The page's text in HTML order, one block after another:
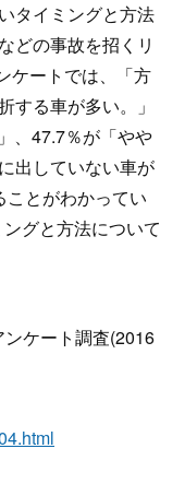
タイミングと方法
どの事故を招くリ
ケートでは、「方
する車が多い。」
、47.7％が「やや
出していない車が
とがわかってい
グと方法について
ケート調査(2016